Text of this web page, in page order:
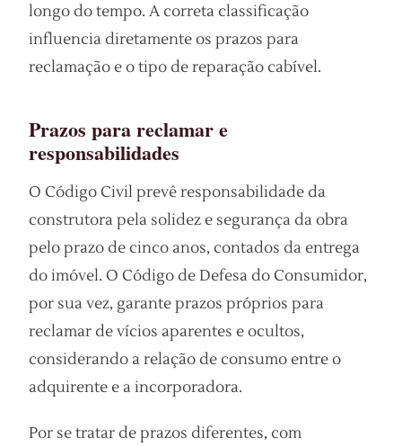
longo do tempo. A correta classificação
influencia diretamente os prazos para
reclamação e o tipo de reparação cabível.
Prazos para reclamar e
responsabilidades
O Código Civil prevê responsabilidade da
construtora pela solidez e segurança da obra
pelo prazo de cinco anos, contados da entrega
do imóvel. O Código de Defesa do Consumidor,
por sua vez, garante prazos próprios para
reclamar de vícios aparentes e ocultos,
considerando a relação de consumo entre o
adquirente e a incorporadora.
Por se tratar de prazos diferentes, com